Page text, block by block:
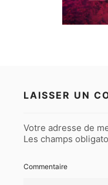
LAISSER UN
Votre adresse de
Les champs
Commentaire